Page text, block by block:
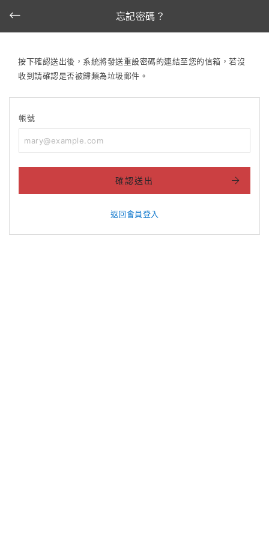
忘記密碼？
按下確認送出後，系統將發送重設密碼的連結至您的信箱，若沒
收到請確認是否被歸類為垃圾郵件。
帳號
確認送出
返回會員登入